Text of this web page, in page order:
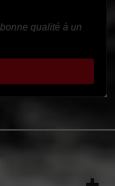
qualité à un